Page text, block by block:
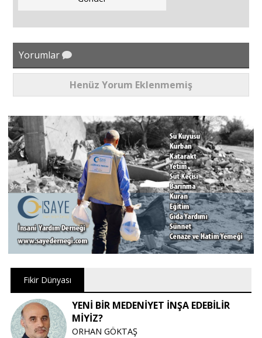
Yorumlar
Henüz Yorum Eklenmemiş
Fikir Dünyası
YENİ BİR MEDENİYET İNŞA EDEBİLİR
MİYİZ?
ORHAN GÖKTAŞ